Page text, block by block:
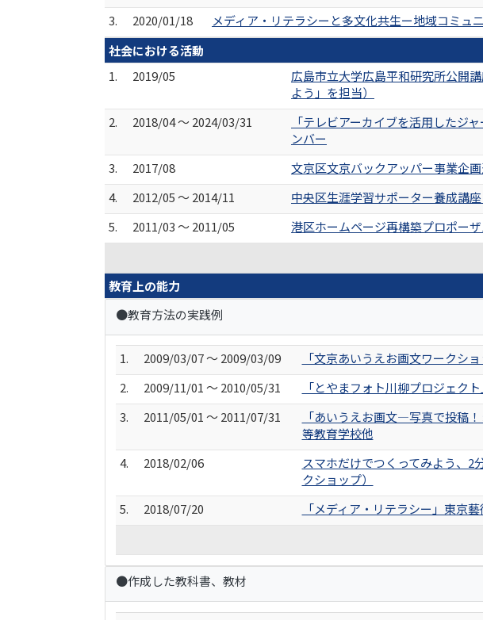
3.
2020/01/18
メディア・リテラシーと多文化共生ー地域コミュ
社会における活動
1.
2019/05
広島市立大学広島平和研究所公開
よう」を担当）
2.
2018/04 ～ 2024/03/31
「テレビアーカイブを活用したジ
ンバー
3.
2017/08
文京区文京バックアッパー事業企
4.
2012/05 ～ 2014/11
中央区生涯学習サポーター養成講
5.
2011/03 ～ 2011/05
港区ホームページ再構築プロポー
教育上の能力
●教育方法の実践例
1. 2009/03/07 ～ 2009/03/09
「文京あいうえお画文ワークシ
2.
2009/11/01 ～ 2010/05/31
「とやまフォト川柳プロジェク
3.
2011/05/01 ～ 2011/07/31
「あいうえお画文―写真で投稿
等教育学校他
4.
2018/02/06
スマホだけでつくってみよう、
クショップ）
5.
2018/07/20
「メディア・リテラシー」東京
●作成した教科書、教材